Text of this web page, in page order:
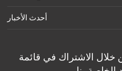
أحدث الأخبار
خلال الاشتراك في قائمة